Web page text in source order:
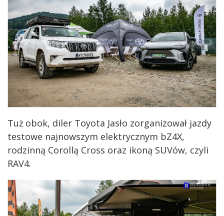
Tuż obok, diler Toyota Jasło zorganizował jazdy
testowe najnowszym elektrycznym bZ4X,
rodzinną Corollą Cross oraz ikoną SUVów, czyli
RAV4.